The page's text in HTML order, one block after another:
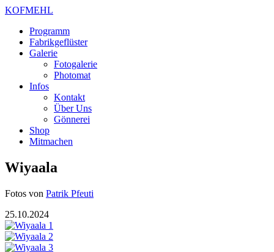
KOFMEHL
Programm
Fabrikgeflüster
Galerie
Fotogalerie
Photomat
Infos
Kontakt
Über Uns
Gönnerei
Shop
Mitmachen
Wiyaala
Fotos von Patrik Pfeuti
25.10.2024